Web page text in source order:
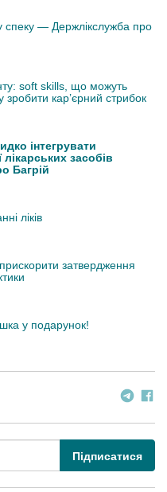
спеку — Держлікслужба про
soft skills, що можуть
кар’єрний стрибок
інтегрувати
засобів
Багрій
ліків
затвердження
у подарунок!
Підписатися